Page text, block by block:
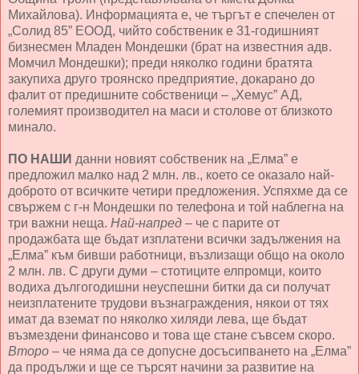
Михайлова). Информацията е, че търгът е спечелен от
„Солид 85” ЕООД, чийто собственик е 31-годишният
бизнесмен Младен Мондешки (брат на известния адв.
Момчил Мондешки); преди няколко години братята
закупиха друго троянско предприятие, докарано до
фалит от предишните собственици – „Хемус” АД,
големият производител на маси и столове от близкото
минало.
ПО НАШИ данни новият собственик на „Елма” е
предложил малко над 2 млн. лв., което се оказало най-
доброто от всичките четири предложения. Успяхме да се
свържем с г-н Мондешки по телефона и той наблегна на
три важни неща. Най-напред – че с парите от
продажбата ще бъдат изплатени всички задължения на
„Елма” към бивши работници, възлизащи общо на около
2 млн. лв. С други думи – стотиците елпромци, които
водиха дългогодишни неуспешни битки да си получат
неизплатените трудови възнаграждения, някои от тях
имат да вземат по няколко хиляди лева, ще бъдат
възмездени финансово и това ще стане съвсем скоро.
Второ – че няма да се допусне досъсипването на „Елма”
да продължи и ще се търсят начини за развитие на